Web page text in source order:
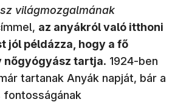
világmozgalmának
az anyákról való itthoni
jól példázza, hogy a fő
nőgyógyász tartja. 1924-ben
tartanak Anyák napját, bár a
fontosságának